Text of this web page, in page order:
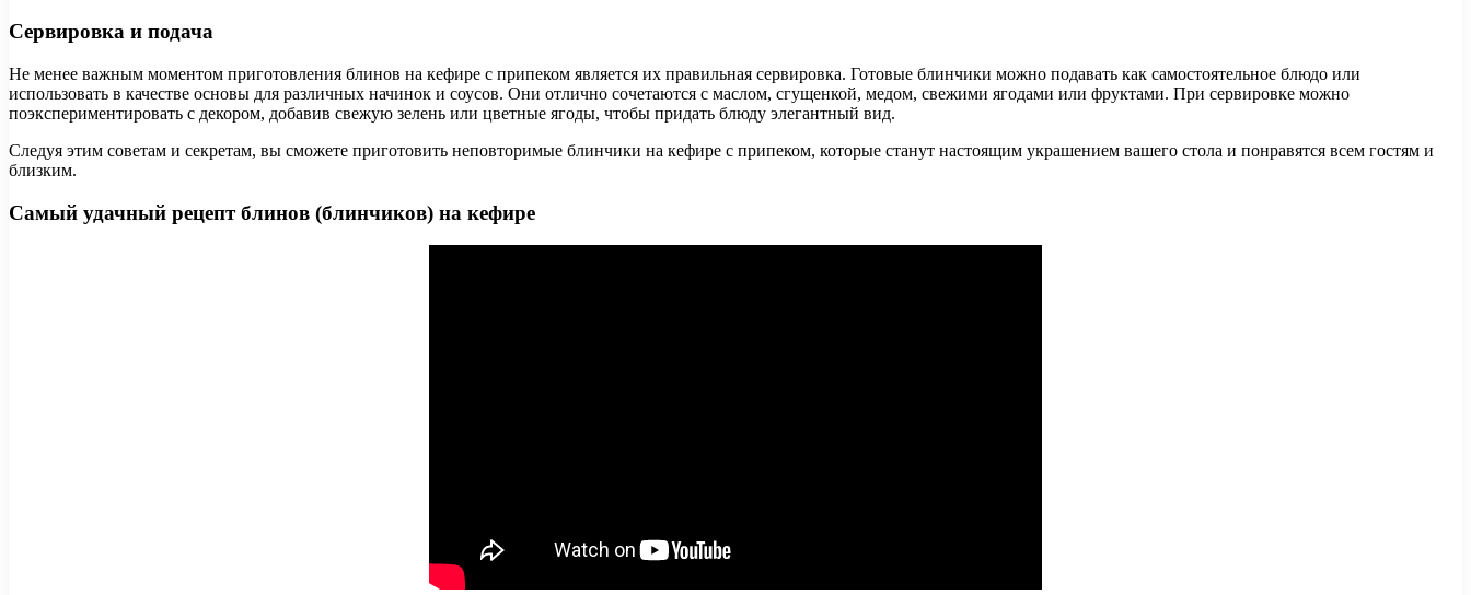
Сервировка и подача
Не менее важным моментом приготовления блинов на кефире с припеком является их правильная сервировка. Готовые блинчики можно подавать как самостоятельное блюдо или
использовать в качестве основы для различных начинок и соусов. Они отлично сочетаются с маслом, сгущенкой, медом, свежими ягодами или фруктами. При сервировке можно
поэкспериментировать с декором, добавив свежую зелень или цветные ягоды, чтобы придать блюду элегантный вид.
Следуя этим советам и секретам, вы сможете приготовить неповторимые блинчики на кефире с припеком, которые станут настоящим украшением вашего стола и понравятся всем гостям и
близким.
Самый удачный рецепт блинов (блинчиков) на кефире